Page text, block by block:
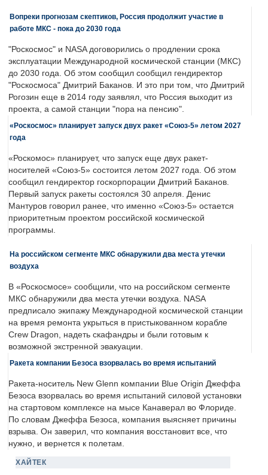
Вопреки прогнозам скептиков, Россия продолжит участие в
работе МКС - пока до 2030 года
"Роскосмос" и NASA договорились о продлении срока
эксплуатации Международной космической станции (МКС)
до 2030 года. Об этом сообщил сообщил гендиректор
"Роскосмоса" Дмитрий Баканов. И это при том, что Дмитрий
Рогозин еще в 2014 году заявлял, что Россия выходит из
проекта, а самой станции "пора на пенсию".
«Роскосмос» планирует запуск двух ракет «Союз-5» летом 2027
года
«Роскомос» планирует, что запуск еще двух ракет-
носителей «Союз-5» состоится летом 2027 года. Об этом
сообщил гендиректор госкорпорации Дмитрий Баканов.
Первый запуск ракеты состоялся 30 апреля. Денис
Мантуров говорил ранее, что именно «Союз-5» остается
приоритетным проектом российской космической
программы.
На российском сегменте МКС обнаружили два места утечки
воздуха
В «Роскосмосе» сообщили, что на российском сегменте
МКС обнаружили два места утечки воздуха. NASA
предписало экипажу Международной космической станции
на время ремонта укрыться в пристыкованном корабле
Crew Dragon, надеть скафандры и были готовым к
возможной экстренной эвакуации.
Ракета компании Безоса взорвалась во время испытаний
Ракета-носитель New Glenn компании Blue Origin Джеффа
Безоса взорвалась во время испытаний силовой установки
на стартовом комплексе на мысе Канаверал во Флориде.
По словам Джеффа Безоса, компания выясняет причины
взрыва. Он заверил, что компания восстановит все, что
нужно, и вернется к полетам.
ХАЙТЕК